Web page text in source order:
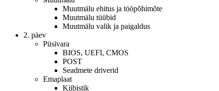
Muutmälu ehitus ja tööpõhimõte
Muutmälu tüübid
Muutmälu valik ja paigaldus
2. päev
Püsivara
BIOS, UEFI, CMOS
POST
Seadmete driverid
Emaplaat
Kiibistik